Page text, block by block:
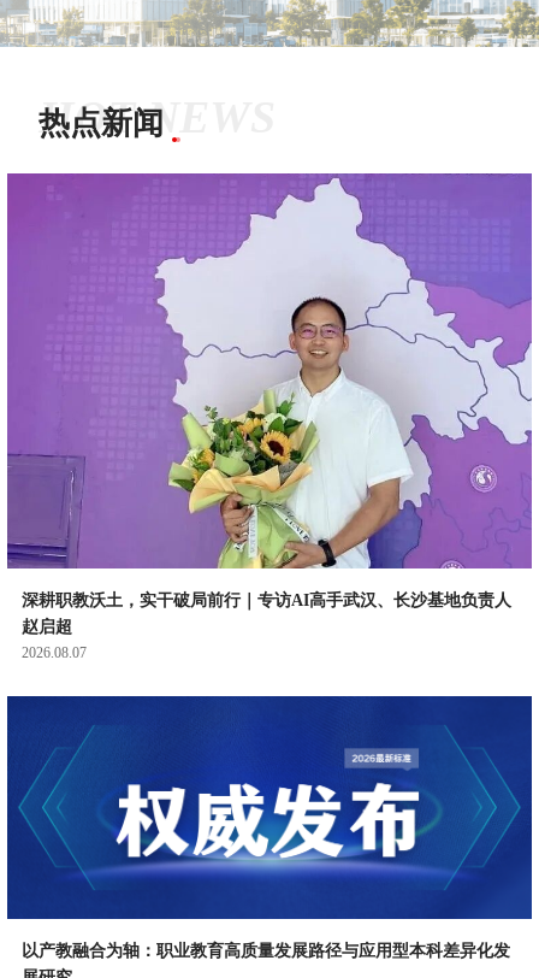
热点新闻
HOT NEWS
深耕职教沃土，实干破局前行｜专访AI高手武汉、长沙基地负责人
赵启超
2026.08.07
以产教融合为轴：职业教育高质量发展路径与应用型本科差异化发